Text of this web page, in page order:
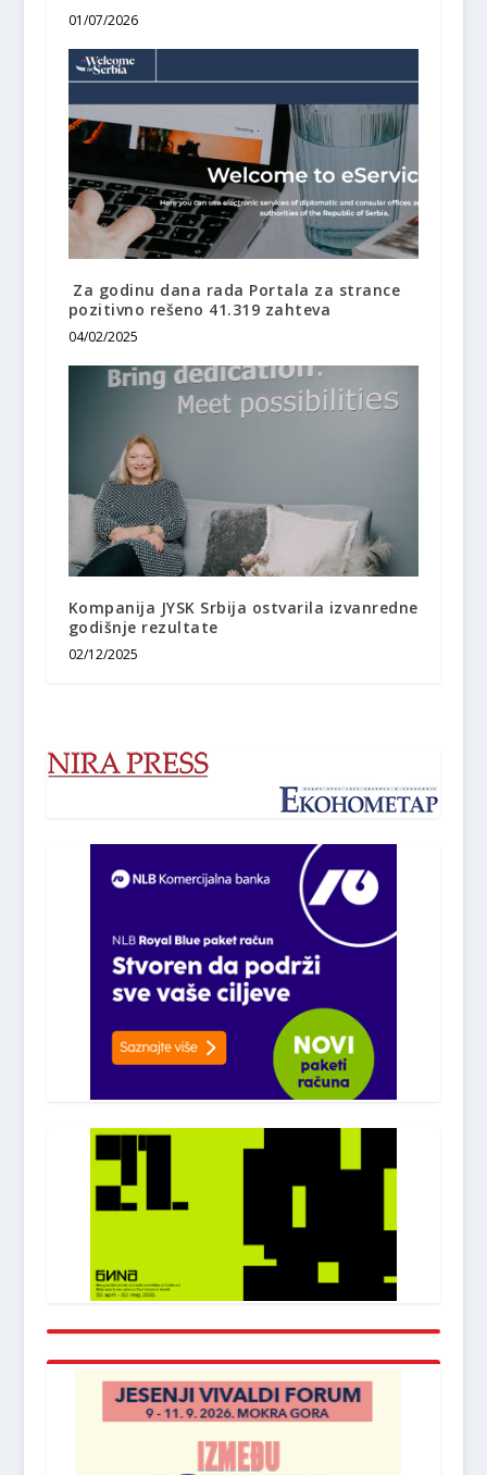
01/07/2026
Za godinu dana rada Portala za strance
pozitivno rešeno 41.319 zahteva
04/02/2025
Kompanija JYSK Srbija ostvarila izvanredne
godišnje rezultate
02/12/2025